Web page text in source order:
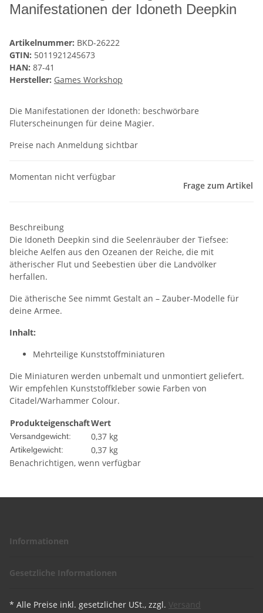
Manifestationen der Idoneth Deepkin
Artikelnummer: BKD-26222
GTIN: 5011921245673
HAN: 87-41
Hersteller: Games Workshop
Die Manifestationen der Idoneth: beschwörbare
Fluterscheinungen für deine Magier.
Preise nach Anmeldung sichtbar
Momentan nicht verfügbar
Frage zum Artikel
Beschreibung
Die Idoneth Deepkin sind die Seelenräuber der Tiefsee:
bleiche Aelfen aus den Ozeanen der Reiche, die mit
ätherischer Flut und Seebestien über die Landvölker
herfallen.
Die ätherische See nimmt Gestalt an – Zauber-Modelle für
deine Armee.
Inhalt:
Mehrteilige Kunststoffminiaturen
Die Miniaturen werden unbemalt und unmontiert geliefert.
Wir empfehlen Kunststoffkleber sowie Farben von
Citadel/Warhammer Colour.
ProdukteigenschaftWert
Versandgewicht: 0,37 kg
Artikelgewicht: 0,37 kg
Benachrichtigen, wenn verfügbar
Informationen
Gesetzliche Informationen
* Alle Preise inkl. gesetzlicher USt., zzgl. Versand